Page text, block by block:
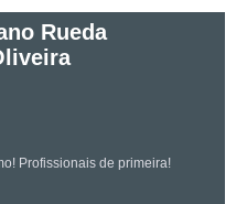
Rueda
Profissionais de primeira!